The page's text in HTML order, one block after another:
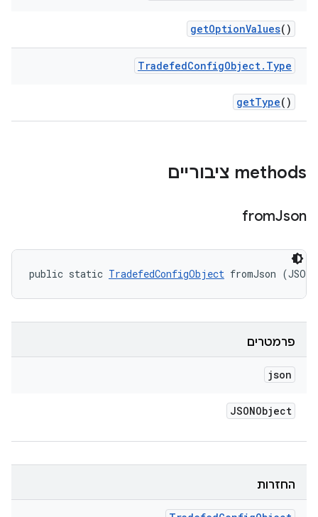
getOptionValues()
TradefedConfigObject. Type
getType()
‫methods ציבוריים
fromJson
public static TradefedConfigObject fromJson
פרמטרים
json
JSONObject
החזרות